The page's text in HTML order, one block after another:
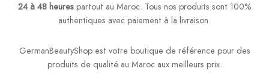
24 à 48 heurespartout au Maroc. Tous nos produits sont 100%
authentiques avec paiement à la livraison.
GermanBeautyShop est votre boutique de référence pour des
produits de qualité au Maroc aux meilleurs prix.
مكمل